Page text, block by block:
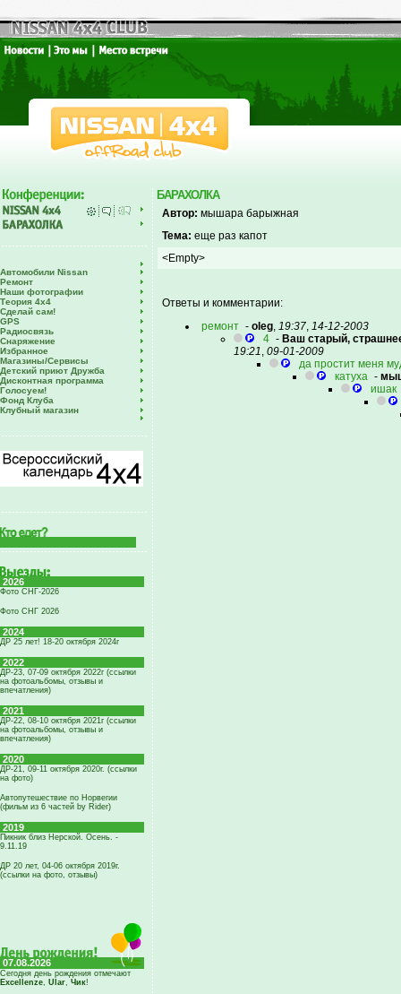
Автомобили Nissan
Ремонт
Наши фотографии
Теория 4х4
Сделай сам!
GPS
Радиосвязь
Снаряжение
Избранное
Магазины/Сервисы
Детский приют Дружба
Дисконтная программа
Голосуем!
Фонд Клуба
Клубный магазин
2026
Фото СНГ-2026
Фото СНГ 2026
2024
ДР 25 лет! 18-20 октября 2024г
2022
ДР-23, 07-09 октября 2022г (ссылки
на фотоальбомы, отзывы и
впечатления)
2021
ДР-22, 08-10 октября 2021г (ссылки
на фотоальбомы, отзывы и
впечатления)
2020
ДР-21, 09-11 октября 2020г. (ссылки
на фото)
Автопутешествие по Норвегии
(фильм из 6 частей by Rider)
2019
Пикник близ Нерской. Осень. -
9.11.19
ДР 20 лет, 04-06 октября 2019г.
(ссылки на фото, отзывы)
07.08.2026
Сегодня день рождения отмечают
Excellenze, Ular, Чик!
БАРАХОЛКА
Автор: мышара барыжная
Тема: еще раз капот
<Empty>
Ответы и комментарии:
ремонт - oleg, 19:37, 14-12-2003
4 - Ваш старый,
19:21, 09-01-2009
да простит меня
катуха -
ишак